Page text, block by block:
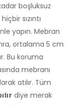
boşluksuz
sızıntı
yapın. Mebran
ortalama 5 cm
Bu koruma
mebranı
atılır. Tüm
diye merak